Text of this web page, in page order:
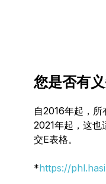
您是否有
自2016年起，
2021年起，这也
交E表格。
*https://